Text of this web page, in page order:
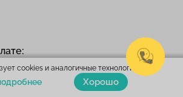
cookies и аналогичные технологии.
Хорошо